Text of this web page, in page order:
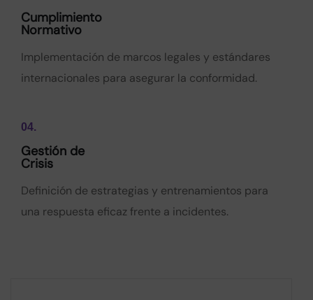
Cumplimiento
Normativo
Implementación de marcos legales y estándares
internacionales para asegurar la conformidad.
04.
Gestión de
Crisis
Definición de estrategias y entrenamientos para
una respuesta eficaz frente a incidentes.